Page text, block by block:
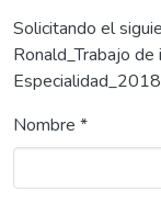
Solicitando el
Ronald_Trabajo
Nombre *